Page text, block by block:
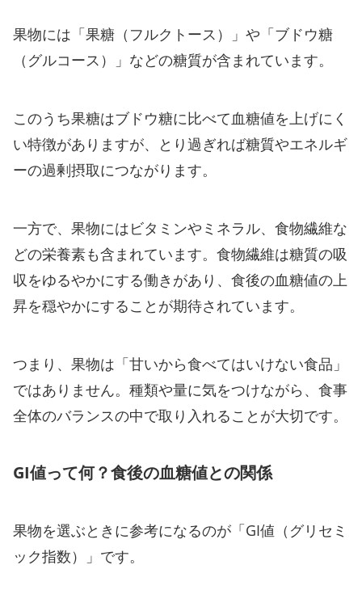
果物には「果糖（フルクトース）」や「ブドウ糖
（グルコース）」などの糖質が含まれています。
このうち果糖はブドウ糖に比べて血糖値を上げにく
い特徴がありますが、とり過ぎれば糖質やエネルギ
ーの過剰摂取につながります。
一方で、果物にはビタミンやミネラル、食物繊維な
どの栄養素も含まれています。食物繊維は糖質の吸
収をゆるやかにする働きがあり、食後の血糖値の上
昇を穏やかにすることが期待されています。
つまり、果物は「甘いから食べてはいけない食品」
ではありません。種類や量に気をつけながら、食事
全体のバランスの中で取り入れることが大切です。
GI値って何？食後の血糖値との関係
果物を選ぶときに参考になるのが「GI値（グリセミ
ック指数）」です。